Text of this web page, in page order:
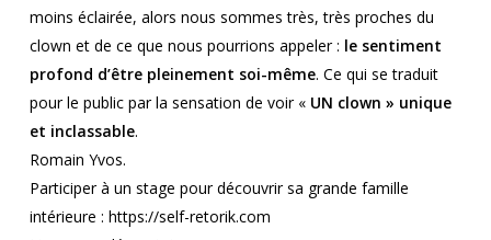
moins éclairée, alors nous sommes très, très proches du
clown et de ce que nous pourrions appeler : le sentiment
profond d’être pleinement soi-même. Ce qui se traduit
pour le public par la sensation de voir « UN clown » unique
et inclassable.
Romain Yvos.
Participer à un stage pour découvrir sa grande famille
intérieure : https://self-retorik.com